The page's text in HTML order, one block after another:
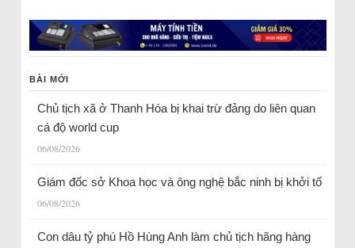
BÀI MỚI
Chủ tịch xã ở Thanh Hóa bị khai trừ đảng do liên quan
cá độ world cup
06/08/2026
Giám đốc sở Khoa học và ông nghệ bắc ninh bị khởi tố
06/08/2026
Con dâu tỷ phú Hồ Hùng Anh làm chủ tịch hãng hàng